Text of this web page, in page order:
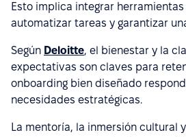
Esto implica integrar
automatizar tareas y garantizar
Según Deloitte, el bienestar y la
expectativas son claves para
onboarding bien diseñado
necesidades estratégicas.
La mentoría, la inmersión cultural